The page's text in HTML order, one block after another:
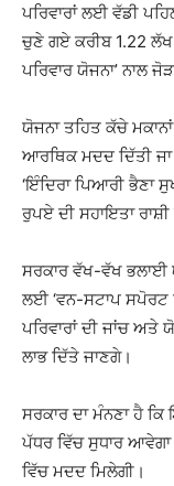
ਪਰਿਵਾਰਾਂ ਲਈ ਵੱਡੀ
ਚੁਣੇ ਗਏ ਕਰੀਬ 1.22 ਲੱਖ
ਪਰਿਵਾਰ ਯੋਜਨਾ’ ਨਾਲ
ਯੋਜਨਾ ਤਹਿਤ ਕੱਚੇ
ਆਰਥਿਕ ਮਦਦ ਦਿੱਤੀ
‘ਇੰਦਿਰਾ ਪਿਆਰੀ ਭੈਣਾ
ਰੁਪਏ ਦੀ ਸਹਾਇਤਾ
ਸਰਕਾਰ ਵੱਖ-ਵੱਖ ਭਲਾਈ
ਲਈ ‘ਵਨ-ਸਟਾਪ ਸਪੋਰਟ
ਪਰਿਵਾਰਾਂ ਦੀ ਜਾਂਚ ਅਤੇ
ਲਾਭ ਦਿੱਤੇ ਜਾਣਗੇ।
ਸਰਕਾਰ ਦਾ ਮੰਨਣਾ ਹੈ ਕਿ
ਪੱਧਰ ਵਿੱਚ ਸੁਧਾਰ
ਵਿੱਚ ਮਦਦ ਮਿਲੇਗੀ।